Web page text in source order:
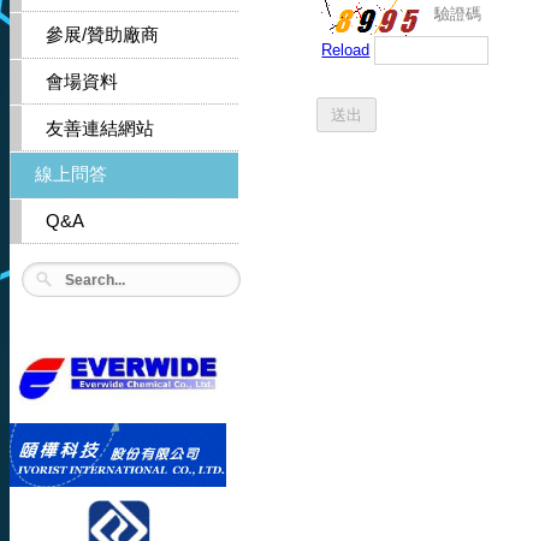
參展/贊助廠商
會場資料
友善連結網站
線上問答
Q&A
驗證碼
Reload